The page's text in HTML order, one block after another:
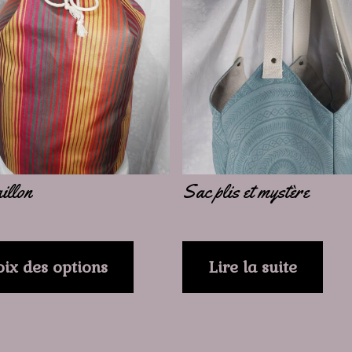
des options
Sac plis et mystère
Lire la suite